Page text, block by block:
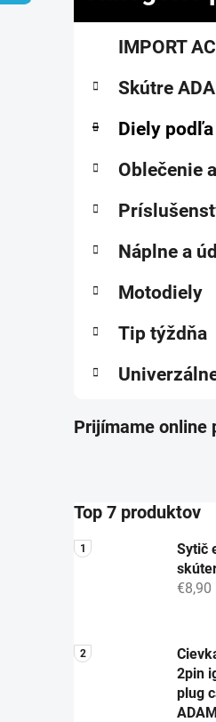
č
kategórieIMPORT
Skútre
Diely
Oblečenie
Náplne a
Motodiely
Tip týždňa
Prijímame online
Top 7 produktov
Sytič
€8,90
2pin
plug